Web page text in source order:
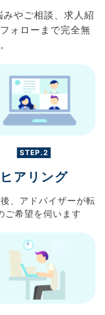
やご相談、求人紹
ォローまで完全無
STEP.2
ヒアリング
、 アドバイザーが転
ご希望を伺います